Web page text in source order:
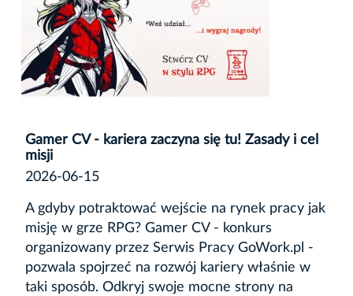
Gamer CV - kariera zaczyna się tu! Zasady i cel
misji
2026-06-15
A gdyby potraktować wejście na rynek pracy jak
misję w grze RPG? Gamer CV - konkurs
organizowany przez Serwis Pracy GoWork.pl -
pozwala spojrzeć na rozwój kariery właśnie w
taki sposób. Odkryj swoje mocne strony na